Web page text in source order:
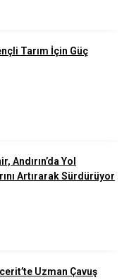
Tarım İçin Güç
Andırın’da Yol
Artırarak Sürdürüyor
Uzman Çavuş